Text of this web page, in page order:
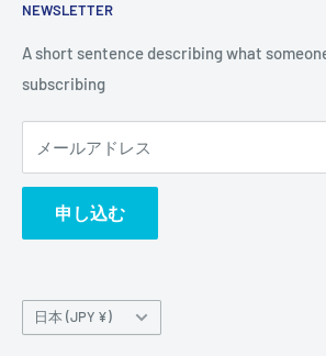
NEWSLETTER
A short sentence describing what
subscribing
メールアドレス
申し込む
国/
地
日本 (JPY ¥)